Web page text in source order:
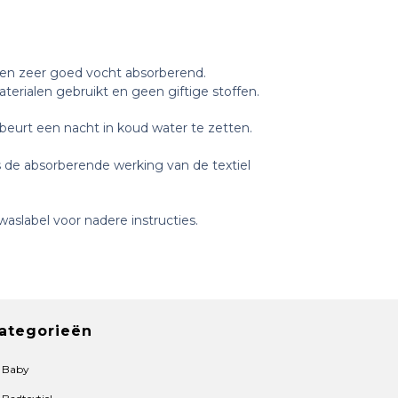
zeer goed vocht absorberend.
gebruikt en geen giftige stoffen.
een nacht in koud water te zetten.
absorberende werking van de textiel
voor nadere instructies.
Baby